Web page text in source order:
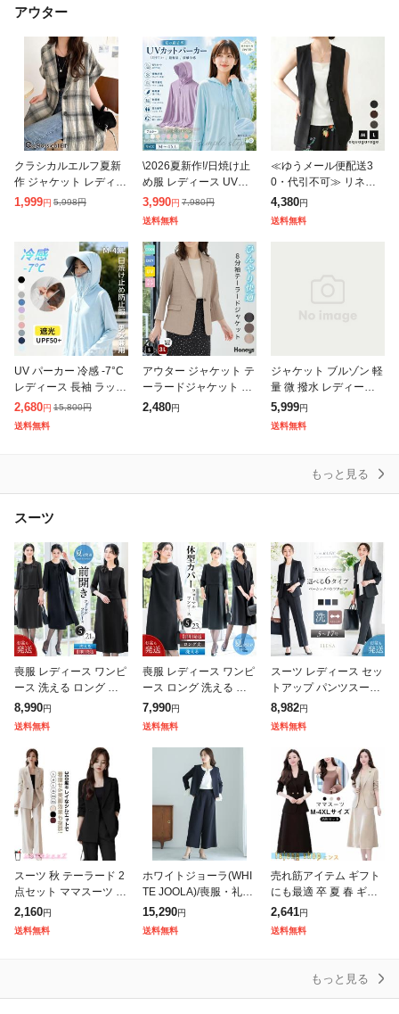
アウター
クラシカルエルフ夏新
作 ジャケット レディー
ス 夏 薄手 大きいサイ
ドジャ
1,999円 5,998円
\2026夏新作!/日焼け止
め服 レディース UVパ
ーカー UV UPF50+ UV
カット ラッシュガード
ブルゾン レディース
3,990円 7,980円
送料無料
≪ゆうメール便配送3
0・代引不可≫ リネン
ライクノーカラージレ
春 夏 秋 M L アクアガレ
ージ aquagarage
4,380円
送料無料
UV パーカー 冷感 -7°C
レディース 長袖 ラッシ
ュガード UVカット ア
ウター メッシュ 素材
通気口 指穴 つば 取
2,680円 15,800円
送料無料
アウター ジャケット テ
ーラードジャケット 接
触冷感 セットアップ ハ
2,480円
ジャケット ブルゾン 軽
量 微 撥水 レディース
アウター ロング コート
ドルマン チュニック お
尻が隠れる 羽織 ボリュ
5,999円
送料無料
もっと見る
スーツ
喪服 レディース ワンピ
ース 洗える ロング 膝
下 前開き 長袖 ブラッ
ク フォーマル 大きいサ
イズ 小さいサイズ 体型
カバー
8,990円
送料無料
喪服 レディース ワンピ
ース ロング 洗える ブ
ラックフォーマル 体型
カバー 礼服 夏用にも
膝下 ゆったり 葬式 通
夜 法事
7,990円
送料無料
スーツ レディース セッ
トアップ パンツスーツ
ビジネススーツ ロング
ストレッチ 洗える オフ
ィス ビジネス 通勤 仕
事 面接
8,982円
送料無料
スーツ 秋 テーラード 2
点セット ママスーツ パ
ンツ スーツ ジャケット
セットアップ 大きいサ
2,160円
送料無料
ホワイトジョーラ(WHI
TE JOOLA)/喪服・礼服
【洗えるフォーマル】
フリルノーカラージャ
15,290円
送料無料
売れ筋アイテム ギフト
にも最適 卒 夏 春 ギフ
ト セットアップ レディ
ース 大きサイズ OK ス
2,641円
送料無料
もっと見る